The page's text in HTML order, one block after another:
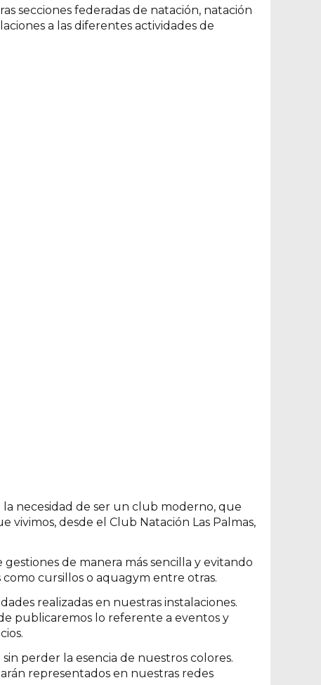
secciones federadas de natación, natación
a las diferentes actividades de
necesidad de ser un club moderno, que
vivimos, desde el Club Natación Las Palmas,
de manera más sencilla y evitando
como cursillos o aquagym entre otras.
realizadas en nuestras instalaciones.
publicaremos lo referente a eventos y
perder la esencia de nuestros colores.
representados en nuestras redes